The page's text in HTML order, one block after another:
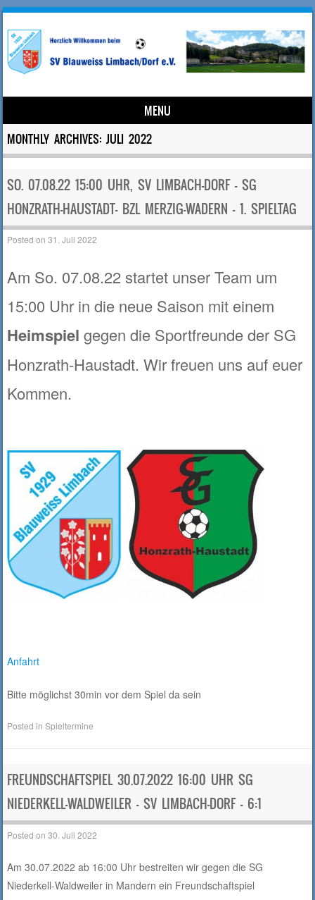
MENU
Skip to content
MONTHLY ARCHIVES:JULI 2022
SO. 07.08.22 15:00 UHR, SV LIMBACH-DORF – SG
HONZRATH-HAUSTADT- BZL MERZIG-WADERN – 1. SPIELTAG
Posted on31. Juli 2022
Am So. 07.08.22 startet unser Team um
15:00 Uhr in die neue Saison mit einem
Heimspiel gegen die Sportfreunde der SG
Honzrath-Haustadt. Wir freuen uns auf euer
Kommen.
Anfahrt
Bitte möglichst 30min vor dem Spiel da sein
Posted inSpieltermine
FREUNDSCHAFTSPIEL 30.07.2022 16:00 UHR SG
NIEDERKELL-WALDWEILER – SV LIMBACH-DORF – 6:1
Posted on30. Juli 2022
Am 30.07.2022 ab 16:00 Uhr bestreiten wir gegen die SG
Niederkell-Waldweiler in Mandern ein Freundschaftspiel